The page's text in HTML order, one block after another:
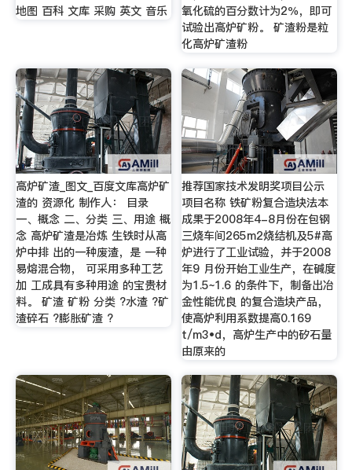
地图 百科 文库 采购 英文 音乐
氧化硫的百分数计为2％，即可
试验出高炉矿粉。 矿渣粉是粒
化高炉矿渣粉
高炉矿渣_图文_百度文库高炉矿
渣的 资源化 制作人： 目录
一、概念 二、分类 三、用途 概
念 高炉矿渣是冶炼 生铁时从高
炉中排 出的一种废渣，是 一种
易熔混合物， 可采用多种工艺
加 工成具有多种用途 的宝贵材
料。 矿渣 矿粉 分类 ?水渣 ?矿
渣碎石 ?膨胀矿渣 ?
推荐国家技术发明奖项目公示
项目名称 铁矿粉复合造块法本
成果于2008年4-8月份在包钢
三烧车间265m2烧结机及5#高
炉进行了工业试验，并于2008
年9 月份开始工业生产，在碱度
为1.5~1.6 的条件下，制备出冶
金性能优良 的复合造块产品，
使高炉利用系数提高0.169
t/m3•d，高炉生产中的矽石量
由原来的